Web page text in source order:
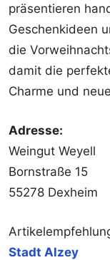
präsentieren
Geschenkideen
die
damit die
Charme und
Adresse:
Weingut Weyell
Bornstraße 15
55278 Dexheim
Stadt Alzey